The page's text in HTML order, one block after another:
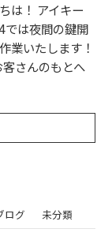
は！ アイキー
は夜間の鍵開
業いたします！
さんのもとへ
ログ 未分類